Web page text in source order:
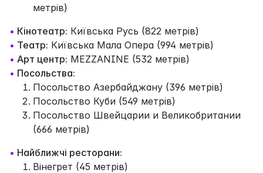
метрів)
• Кінотеатр: Київська Русь (822 метрів)
• Театр: Київська Мала Опера (994 метрів)
• Арт центр: MEZZANINE (532 метрів)
• Посольства:
Посольство Азербайджану (396 метрів)
Посольство Куби (549 метрів)
Посольство Швейцарии и Великобритании
(666 метрів)
• Найближчі ресторани:
Вінегрет (45 метрів)